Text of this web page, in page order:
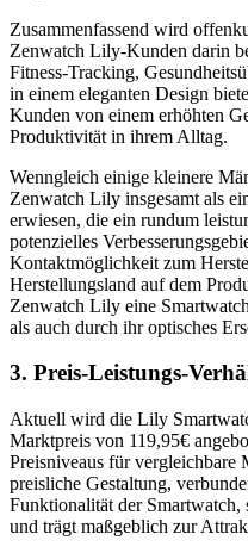
Zusammenfassend wird
Zenwatch Lily-Kunden darin
Fitness-Tracking,
in einem eleganten Design
Kunden von einem erhöhten
Produktivität in ihrem Alltag.
Wenngleich einige kleinere
Zenwatch Lily insgesamt als
erwiesen, die ein rundum
potenzielles
Kontaktmöglichkeit zum
Herstellungsland auf dem
Zenwatch Lily eine
als auch durch ihr optisches
3. Preis-Leistungs-
Aktuell wird die Lily
Marktpreis von 119,95€
Preisniveaus für
preisliche Gestaltung,
Funktionalität der
und trägt maßgeblich zur